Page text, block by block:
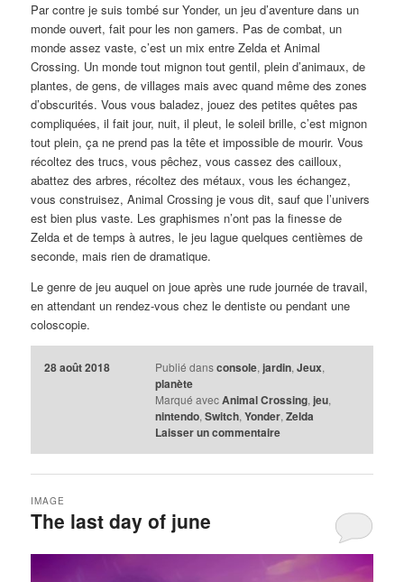
Par contre je suis tombé sur Yonder, un jeu d’aventure dans un
monde ouvert, fait pour les non gamers. Pas de combat, un
monde assez vaste, c’est un mix entre Zelda et Animal
Crossing. Un monde tout mignon tout gentil, plein d’animaux, de
plantes, de gens, de villages mais avec quand même des zones
d’obscurités. Vous vous baladez, jouez des petites quêtes pas
compliquées, il fait jour, nuit, il pleut, le soleil brille, c’est mignon
tout plein, ça ne prend pas la tête et impossible de mourir. Vous
récoltez des trucs, vous pêchez, vous cassez des cailloux,
abattez des arbres, récoltez des métaux, vous les échangez,
vous construisez, Animal Crossing je vous dit, sauf que l’univers
est bien plus vaste. Les graphismes n’ont pas la finesse de
Zelda et de temps à autres, le jeu lague quelques centièmes de
seconde, mais rien de dramatique.
Le genre de jeu auquel on joue après une rude journée de travail,
en attendant un rendez-vous chez le dentiste ou pendant une
coloscopie.
28 août 2018 Publié dans console, jardin, Jeux,
planète
Marqué avec Animal Crossing, jeu,
nintendo, Switch, Yonder, Zelda
Laisser un commentaire
The last day of june
IMAGE